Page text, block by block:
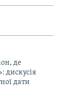
де
дискусія
дати